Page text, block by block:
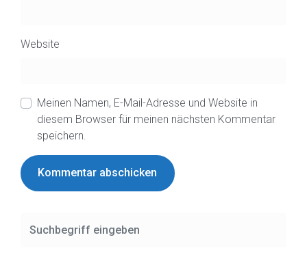
Website
Meinen Namen, E-Mail-Adresse und Website in
diesem Browser für meinen nächsten Kommentar
speichern.